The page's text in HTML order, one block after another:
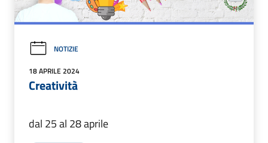
NOTIZIE
18 APRILE 2024
Creatività
dal 25 al 28 aprile